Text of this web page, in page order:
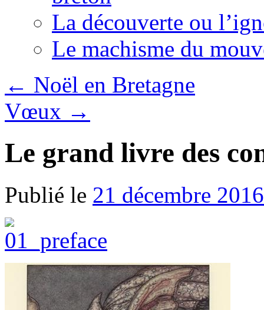
La découverte ou
Le machisme du
← Noël en Bretagne
Vœux →
Le grand livre des
Publié le 21 décembre 2016